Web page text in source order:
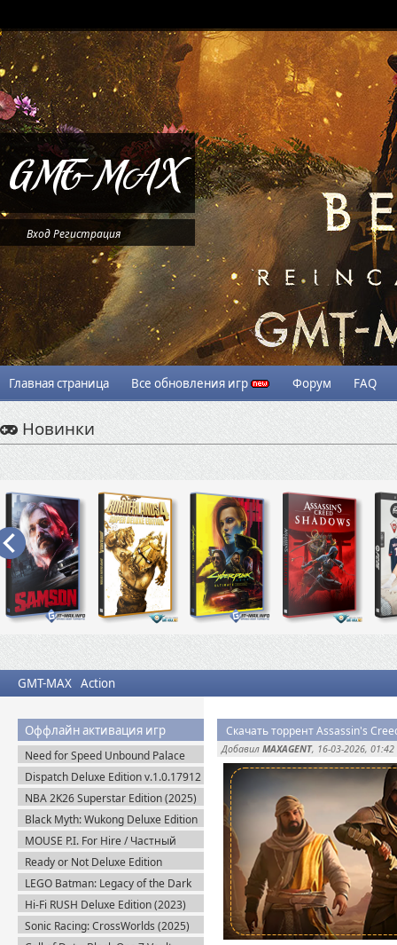
ВходРегистрация
Главная страница Все обновления игр Форум FAQ
Новинки
GMT-MAX Action
Оффлайн активация игр
Need for Speed Unbound Palace
Edition (2022) Origin-Rip
Dispatch Deluxe Edition v.1.0.17912
+ DLC (2025) Пиратка
NBA 2K26 Superstar Edition (2025)
Steam-Rip
Black Myth: Wukong Deluxe Edition
(2024) Portable
MOUSE P.I. For Hire / Частный
детектив МАУС v.1.2.2 (2026)
Пиратка
Ready or Not Deluxe Edition
v.117216 + Все DLC (2023)
Пиратка
LEGO Batman: Legacy of the Dark
Knight / ЛЕГО Бэтмен: Наследие
Тёмного Рыцаря (2026) Portable
Hi-Fi RUSH Deluxe Edition (2023)
Пиратка
Sonic Racing: CrossWorlds (2025)
Steam-Rip
Добавил MAXAGENT, 16-03-2026, 01:42